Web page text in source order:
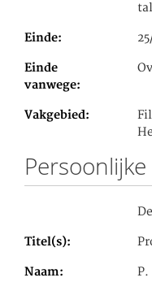
Einde
Einde
vanwege
Vakgebied
Titel(s)
Naam
P.